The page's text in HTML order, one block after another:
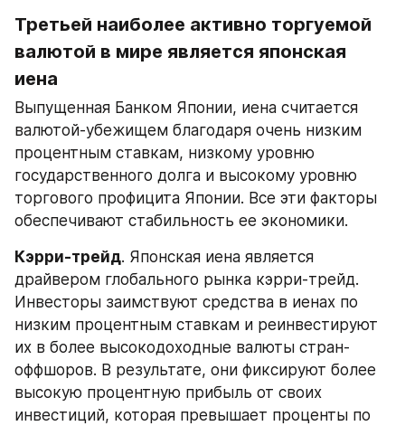
Третьей наиболее активно торгуемой
валютой в мире является японская
иена
Выпущенная Банком Японии, иена считается
валютой-убежищем благодаря очень низким
процентным ставкам, низкому уровню
государственного долга и высокому уровню
торгового профицита Японии. Все эти факторы
обеспечивают стабильность ее экономики.
Кэрри-трейд. Японская иена является
драйвером глобального рынка кэрри-трейд.
Инвесторы заимствуют средства в иенах по
низким процентным ставкам и реинвестируют
их в более высокодоходные валюты стран-
оффшоров. В результате, они фиксируют более
высокую процентную прибыль от своих
инвестиций, которая превышает проценты по